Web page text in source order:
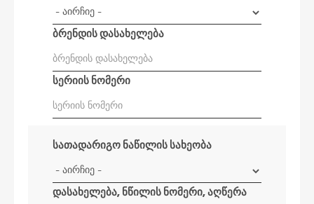
ბრენდის დასახელება
სერიის ნომერი
სათადარიგო ნაწილის სახეობა
დასახელება, ნწილის ნომერი, აღწერა